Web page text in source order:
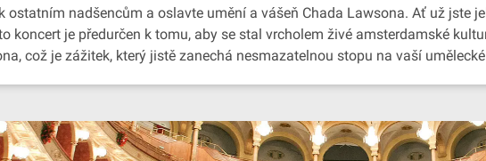
ostatním nadšencům a oslavte umění a vášeň Chada Lawsona. Ať už jste
koncert je předurčen k tomu, aby se stal vrcholem živé amsterdamské
což je zážitek, který jistě zanechá nesmazatelnou stopu na vaší